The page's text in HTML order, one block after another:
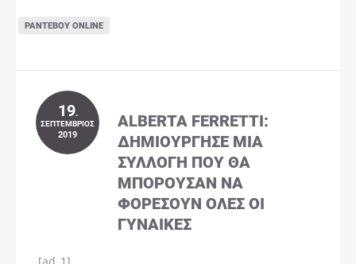
ΡΑΝΤΕΒΟΎ ONLINE
19.
ΣΕΠΤΈΜΒΡΙΟΣ
2019
ALBERTA FERRETTI:
ΔΗΜΙΟΎΡΓΗΣΕ ΜΊΑ
ΣΥΛΛΟΓΉ ΠΟΥ ΘΑ
ΜΠΟΡΟΎΣΑΝ ΝΑ
ΦΟΡΈΣΟΥΝ ΌΛΕΣ ΟΙ
ΓΥΝΑΊΚΕΣ
[ad_1]